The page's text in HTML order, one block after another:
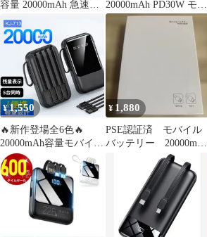
容量 20000mAh 急速充
電 3台同時充電 加熱服
対応
20000mAh PD30W モバ
イルバッテリー
¥1,550
🔥新作登場全6色🔥
20000mAh容量モバイル
バッテリー🔋 5台同時
充電対応・・PSE認証
済・懐中灯搭載・軽量
コンパクト設計・ LCD
残量表示・防災対策
外出・旅行におすすめ
¥ 1,880
PSE認証済 モバイル
バッテリー 20000mAh
コンセント一体型